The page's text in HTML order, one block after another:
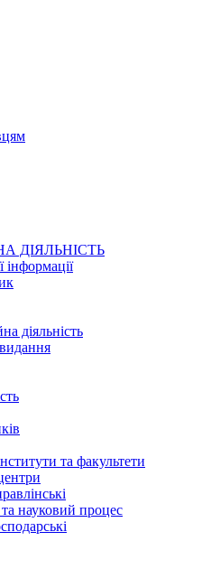
ДІЯЛЬНІСТЬ
інформації
діяльність
та факультети
науковий процес